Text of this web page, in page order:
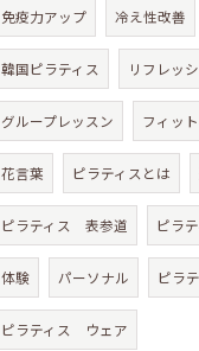
免疫力アップ 冷え性改善
韓国ピラティス リフレッ
グループレッスン フィッ
花言葉 ピラティスとは
ピラティス 表参道 ピラ
体験 パーソナル ピラ
ピラティス ウェア